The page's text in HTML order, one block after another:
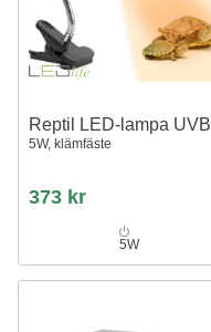
Reptil LED-lampa UVB
5W, klämfäste
373 kr
5W